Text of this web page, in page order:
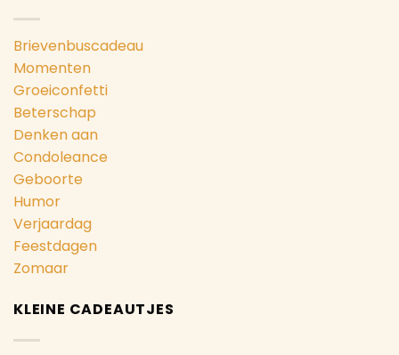
Brievenbuscadeau
Momenten
Groeiconfetti
Beterschap
Denken aan
Condoleance
Geboorte
Humor
Verjaardag
Feestdagen
Zomaar
KLEINE CADEAUTJES